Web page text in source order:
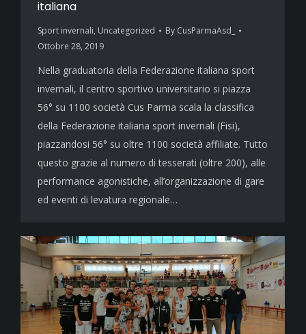
italiana
Sport invernali, Uncategorized By CusParmaAsd_
Ottobre 28, 2019
Nella graduatoria della Federazione italiana sport
invernali, il centro sportivo universitario si piazza
56° su 1100 società Cus Parma scala la classifica
della Federazione italiana sport invernali (Fisi),
piazzandosi 56° su oltre 1100 società affiliate. Tutto
questo grazie al numero di tesserati (oltre 200), alle
performance agonistiche, all’organizzazione di gare
ed eventi di levatura regionale…